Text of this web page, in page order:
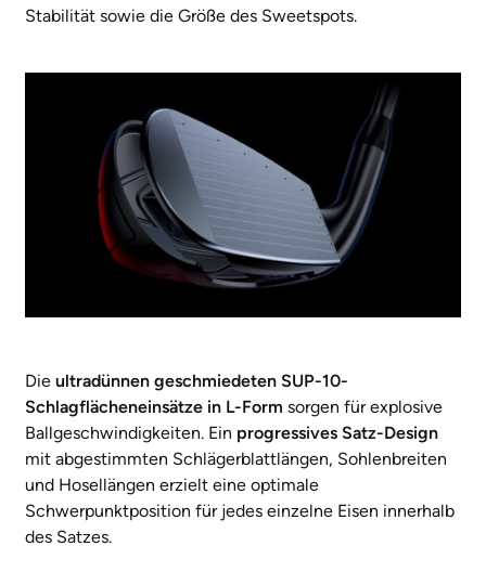
Stabilität sowie die Größe des Sweetspots.
Die ultradünnen geschmiedeten SUP-10-
Schlagflächeneinsätze in L-Form sorgen für explosive
Ballgeschwindigkeiten. Ein progressives Satz-Design
mit abgestimmten Schlägerblattlängen, Sohlenbreiten
und Hosellängen erzielt eine optimale
Schwerpunktposition für jedes einzelne Eisen innerhalb
des Satzes.